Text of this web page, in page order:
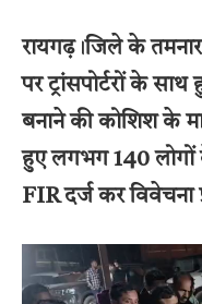
रायगढ़।जिले के तमनार
पर ट्रांसपोर्टरों के
बनाने की कोशिश के
हुए लगभग 140 लोगों
FIR दर्ज कर विवेचना